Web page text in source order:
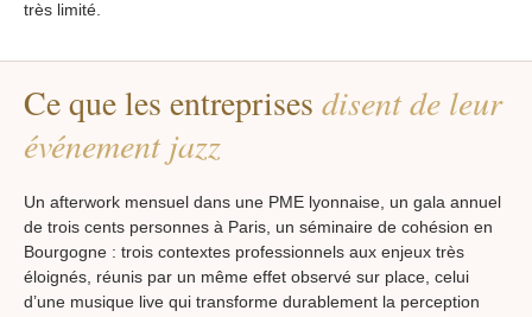
très limité.
Ce que les entreprises disent de leur
événement jazz
Un afterwork mensuel dans une PME lyonnaise, un gala annuel
de trois cents personnes à Paris, un séminaire de cohésion en
Bourgogne : trois contextes professionnels aux enjeux très
éloignés, réunis par un même effet observé sur place, celui
d’une musique live qui transforme durablement la perception